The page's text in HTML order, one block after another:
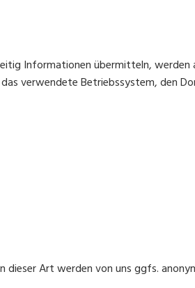
Informationen übermitteln,
verwendete Betriebssystem, den
dieser Art werden von uns ggfs.